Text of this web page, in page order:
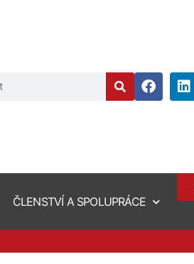
ČLENSTVÍ A SPOLUPRÁCE